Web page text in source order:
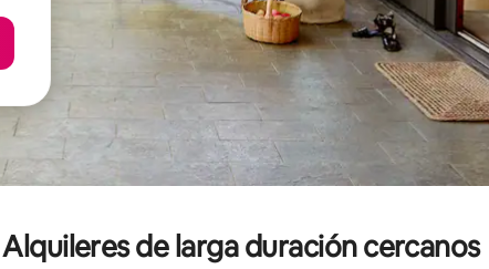
Alquileres de larga duración cercanos